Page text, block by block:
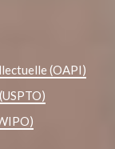
(OAPI)